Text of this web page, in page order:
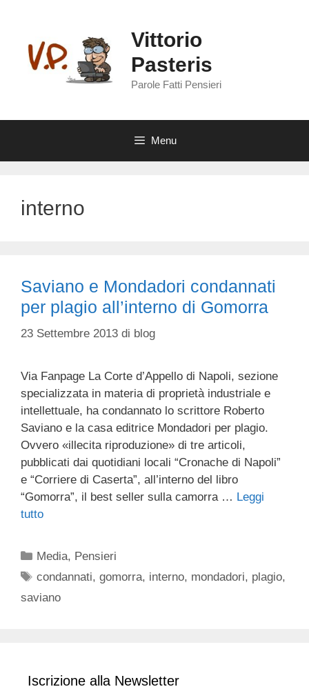
contenuto
Vittorio
Pasteris
Parole Fatti Pensieri
Menu
interno
Saviano e Mondadori condannati
per plagio all’interno di Gomorra
23 Settembre 2013 di blog
Via Fanpage La Corte d’Appello di Napoli, sezione
specializzata in materia di proprietà industriale e
intellettuale, ha condannato lo scrittore Roberto
Saviano e la casa editrice Mondadori per plagio.
Ovvero «illecita riproduzione» di tre articoli,
pubblicati dai quotidiani locali “Cronache di Napoli”
e “Corriere di Caserta”, all’interno del libro
“Gomorra”, il best seller sulla camorra … Leggi
tutto
Categorie
Media, Pensieri
Tag
condannati,gomorra, interno, mondadori, plagio,
saviano
Iscrizione alla Newsletter